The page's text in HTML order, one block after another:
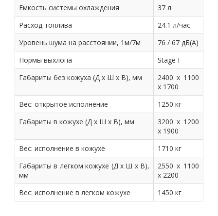
Емкость системы охлаждения
37 л
Расход топлива
24.1 л/час
Уровень шума на расстоянии, 1м/7м
76 / 67 дБ(А)
Нормы выхлопа
Stage I
Габариты без кожуха (Д х Ш х В), мм
2400 x 1100
x 1700
Вес: открытое исполнение
1250 кг
Габариты в кожухе (Д х Ш х В), мм
3200 x 1200
x 1900
Вес: исполнение в кожухе
1710 кг
Габариты в легком кожухе (Д х Ш х В),
мм
2550 x 1100
x 2200
Вес: исполнение в легком кожухе
1450 кг